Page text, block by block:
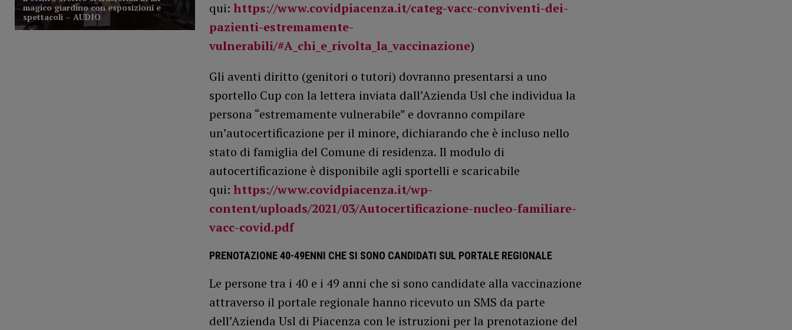
qui: https://www.covidpiacenza.it/categ-vacc-conviventi-dei-
pazienti-estremamente-
vulnerabili/#A_chi_e_rivolta_la_vaccinazione)
Gli aventi diritto (genitori o tutori) dovranno presentarsi a uno
sportello Cup con la lettera inviata dall’Azienda Usl che individua la
persona “estremamente vulnerabile” e dovranno compilare
un’autocertificazione per il minore, dichiarando che è incluso nello
stato di famiglia del Comune di residenza. Il modulo di
autocertificazione è disponibile agli sportelli e scaricabile
qui: https://www.covidpiacenza.it/wp-
content/uploads/2021/03/Autocertificazione-nucleo-familiare-
vacc-covid.pdf
PRENOTAZIONE 40-49ENNI CHE SI SONO CANDIDATI SUL PORTALE REGIONALE
Le persone tra i 40 e i 49 anni che si sono candidate alla vaccinazione
attraverso il portale regionale hanno ricevuto un SMS da parte
dell’Azienda Usl di Piacenza con le istruzioni per la prenotazione del